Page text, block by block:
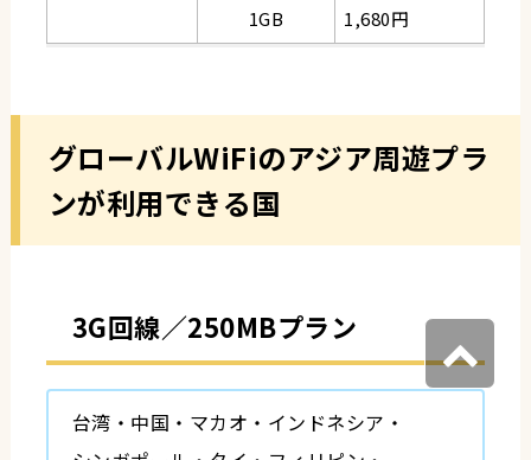
1GB
1,680円
グローバルWiFiのアジア周遊プラ
ンが利用できる国
3G回線／250MBプラン
台湾 中国 マカオ
インドネシア